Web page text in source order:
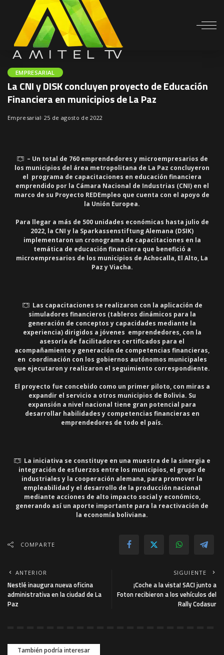
EMPRESARIAL
La CNI y DISK concluyen proyecto de Educación
Financiera en municipios de La Paz
Empresarial 25 de agosto de 2022
– Un total de 760 emprendedores y microempresarios de
los municipios del área metropolitana de La Paz concluyeron
el programa de capacitaciones en educación financiera
emprendido por la Cámara Nacional de Industrias (CNI) en el
marco de su Proyecto REDEmpleo que cuenta con el apoyo de
la Unión Europea.
Para llegar a más de 500 unidades económicas hasta julio de
2022, la CNI y la Sparkassenstiftung Alemana (DSIK)
implementaron un cronograma de capacitaciones en la
temática de educación financiera que benefició a
microempresarios de los municipios de Achocalla, El Alto, La
Paz y Viacha.
Las capacitaciones se realizaron con la aplicación de
simuladores financieros (tableros dinámicos para la
generación de conceptos y capacidades mediante la
experiencia) dirigidos a jóvenes emprendedores, con la
asesoría de facilitadores certificados para el
acompañamiento y generación de competencias financieras,
en coordinación con los gobiernos autónomos municipales
que ejecutaron y realizaron el seguimiento correspondiente.
El proyecto fue concebido como un primer piloto, con miras a
expandir el servicio a otros municipios de Bolivia. Su
expansión a nivel nacional tiene gran potencial para
desarrollar habilidades y competencias financieras en
emprendedores de todo el país.
La iniciativa se constituye en una muestra de la sinergia e
integración de esfuerzos entre los municipios, el grupo de
industriales y la cooperación alemana, para promover la
empleabilidad y el desarrollo de la producción nacional
mediante acciones de alto impacto social y económico,
generando así un aporte importante para la reactivación de
la economía boliviana.
COMPARTE
ANTERIOR
Nestlé inaugura nueva oficina
administrativa en la ciudad de La
Paz
SIGUIENTE
¡Coche a la vista! SACI junto a
Foton recibieron a los vehículos del
Rally Codasur
También podría interesar